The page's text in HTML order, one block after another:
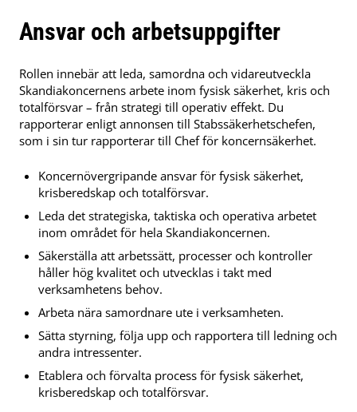
Ansvar och arbetsuppgifter
Rollen innebär att leda, samordna och vidareutveckla
Skandiakoncernens arbete inom fysisk säkerhet, kris och
totalförsvar – från strategi till operativ effekt. Du
rapporterar enligt annonsen till Stabssäkerhetschefen,
som i sin tur rapporterar till Chef för koncernsäkerhet.
Koncernövergripande ansvar för fysisk säkerhet,
krisberedskap och totalförsvar.
Leda det strategiska, taktiska och operativa arbetet
inom området för hela Skandiakoncernen.
Säkerställa att arbetssätt, processer och kontroller
håller hög kvalitet och utvecklas i takt med
verksamhetens behov.
Arbeta nära samordnare ute i verksamheten.
Sätta styrning, följa upp och rapportera till ledning och
andra intressenter.
Etablera och förvalta process för fysisk säkerhet,
krisberedskap och totalförsvar.